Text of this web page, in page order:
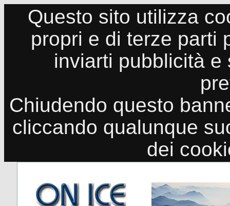
Questo sito utilizza
propri e di terze parti
inviarti pubblicità
Chiudendo questo
cliccando qualunque
dei